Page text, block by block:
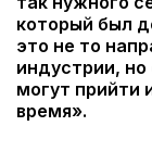
который был
это не то
индустрии, но
могут прийти
время».